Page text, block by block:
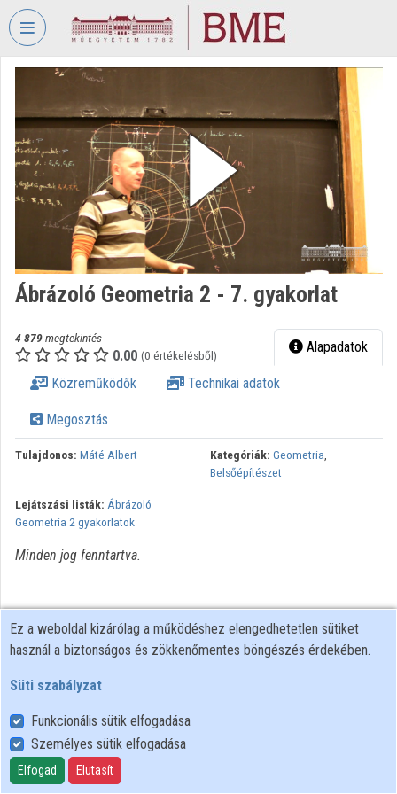
Fejléc kihagyása Menü kihagyása Tartalom kihagyása
VIDEOTORIUM
BUDAPESTI
MŰSZAKI
ÉS
GAZDASÁGTUDOMÁNYI
EGYETEM
Intézményi kezdőlap
Kategóriák
Intézményi listák
Ábrázoló Geometria 2 - 7. gyakorlat
4 879megtekintés
0.00 (0 értékelésből) Alapadatok
Közreműködők Technikai adatok
Megosztás
Tulajdonos: Máté Albert Kategóriák: Geometria,
Belsőépítészet
Lejátszási listák: Ábrázoló
Geometria 2 gyakorlatok
Minden jog fenntartva.
Felhasználói szabályzat
Adatkezelési tájékoztató
Süti szabályzat
Ez a weboldal kizárólag a működéshez elengedhetetlen sütiket
használ a biztonságos és zökkenőmentes böngészés érdekében.
Süti szabályzat
Funkcionális sütik elfogadása
Személyes sütik elfogadása
Elfogad Elutasít